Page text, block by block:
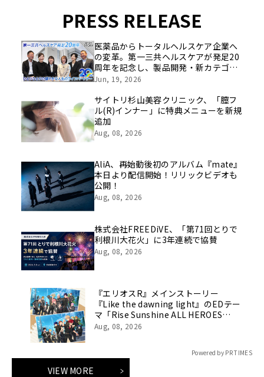
PRESS RELEASE
医薬品からトータルヘルスケア企業へ
の変革。第一三共ヘルスケアが発足20
周年を記念し、製品開発・新カテゴリ
挑戦の舞台や旧社統合時のエピソード
像を公開！
Jun, 19, 2026
サイトリ杉山美容クリニック、「膣フ
ル(R)インナー」に特典メニューを新規
追加
Aug, 08, 2026
AliA、再始動後初のアルバム『mate』
本日より配信開始！リリックビデオも
公開！
Aug, 08, 2026
株式会社FREEDiVE、「第71回とりで
利根川大花火」に3年連続で協賛
Aug, 08, 2026
『エリオスR』メインストーリー
『Like the dawning light』のEDテー
マ「Rise Sunshine ALL HEROES
Ver.」がフルサイズ配信決定！
Aug, 08, 2026
Powered by PR TIMES
VIEW MORE